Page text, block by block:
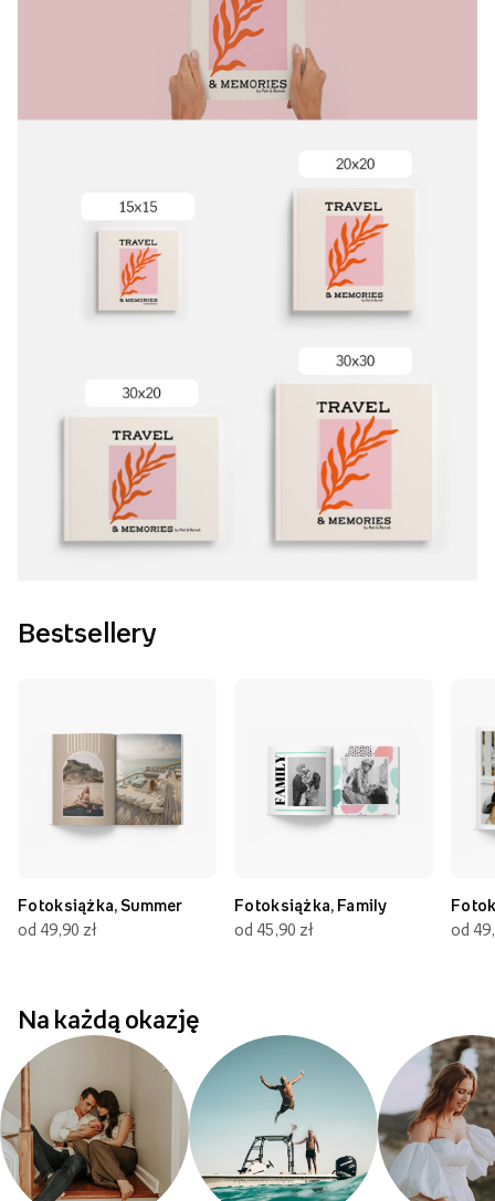
Bestsellery
Fotoksiążka, Summer
od 49,90 zł
Fotoksiążka, Family
od 45,90 zł
od
Na każdą okazję